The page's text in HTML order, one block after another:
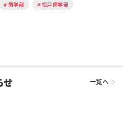
歯学部
松戸歯学部
せ 一覧へ